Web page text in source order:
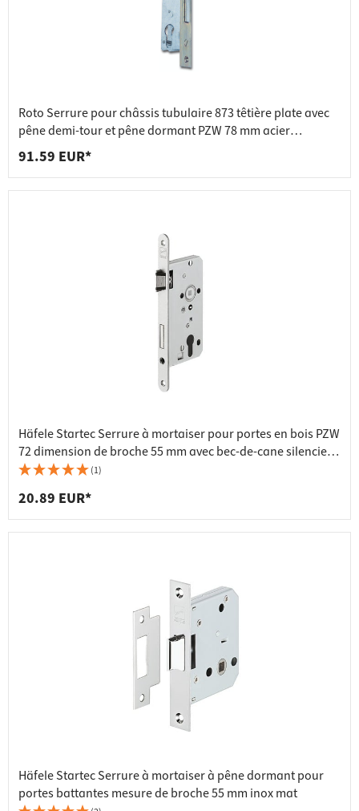
Roto Serrure pour châssis tubulaire 873 têtière plate avec
pêne demi-tour et pêne dormant PZW 78 mm acier
galvanisé, dimension de la broche 20 mm
91.59 EUR*
Häfele Startec Serrure à mortaiser pour portes en bois PZW
72 dimension de broche 55 mm avec bec-de-cane silencieux
et verrou, acier argenté - têtière 20 mm - DIN gauche
(1)
20.89 EUR*
Häfele Startec Serrure à mortaiser à pêne dormant pour
portes battantes mesure de broche 55 mm inox mat